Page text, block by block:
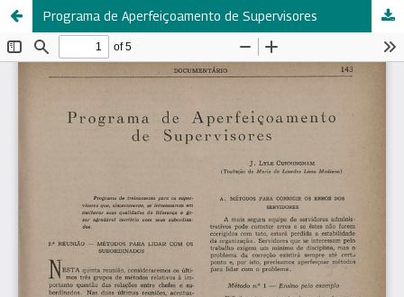
Programa de Aperfeiçoamento de Supervisores